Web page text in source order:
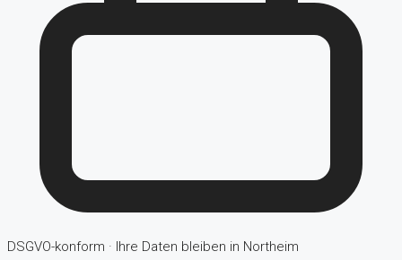
DSGVO-konform · Ihre Daten bleiben in Northeim